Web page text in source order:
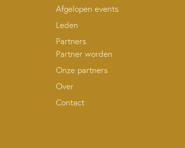
Afgelopen events
Leden
Partners
Partner worden
Onze partners
Over
Contact